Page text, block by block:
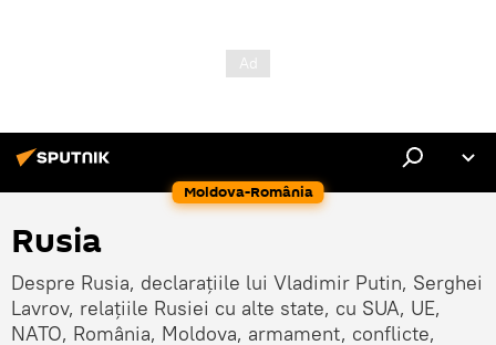
Moldova-România
Rusia
Despre Rusia, declarațiile lui Vladimir Putin, Serghei
Lavrov, relațiile Rusiei cu alte state, cu SUA, UE,
NATO, România, Moldova, armament, conflicte,